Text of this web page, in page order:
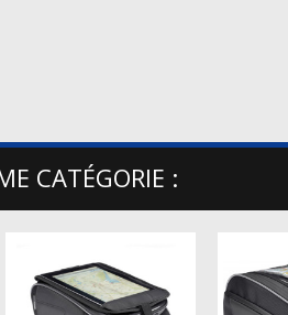
CATÉGORIE :